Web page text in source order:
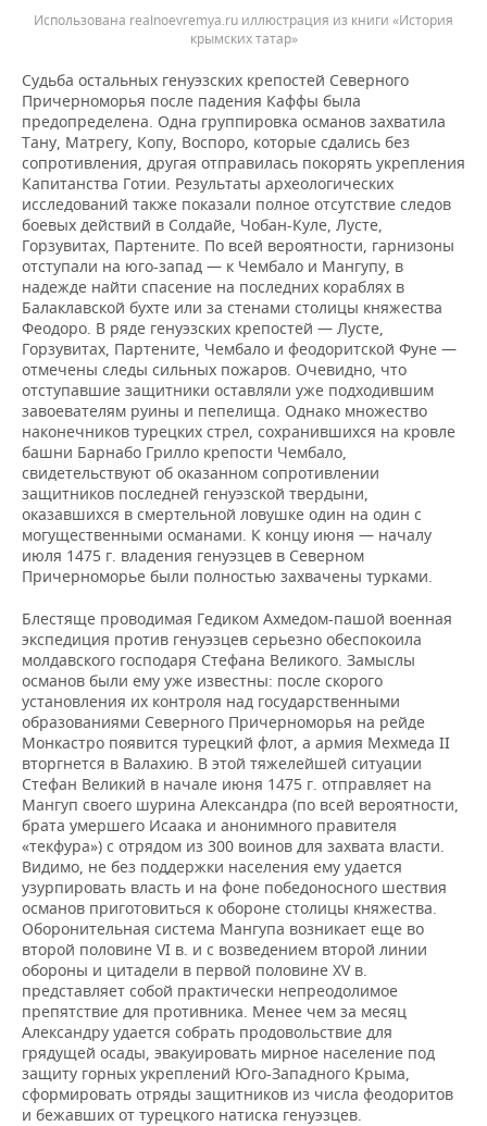
Использована realnoevremya.ru иллюстрация из книги «История
крымских татар»
Судьба остальных генуэзских крепостей Северного
Причерноморья после падения Каффы была
предопределена. Одна группировка османов захватила
Тану, Матрегу, Копу, Воспоро, которые сдались без
сопротивления, другая отправилась покорять укрепления
Капитанства Готии. Результаты археологических
исследований также показали полное отсутствие следов
боевых действий в Солдайе, Чобан-Куле, Лусте,
Горзувитах, Партените. По всей вероятности, гарнизоны
отступали на юго-запад — к Чембало и Мангупу, в
надежде найти спасение на последних кораблях в
Балаклавской бухте или за стенами столицы княжества
Феодоро. В ряде генуэзских крепостей — Лусте,
Горзувитах, Партените, Чембало и феодоритской Фуне —
отмечены следы сильных пожаров. Очевидно, что
отступавшие защитники оставляли уже подходившим
завоевателям руины и пепелища. Однако множество
наконечников турецких стрел, сохранившихся на кровле
башни Барнабо Грилло крепости Чембало,
свидетельствуют об оказанном сопротивлении
защитников последней генуэзской твердыни,
оказавшихся в смертельной ловушке один на один с
могущественными османами. К концу июня — началу
июля 1475 г. владения генуэзцев в Северном
Причерноморье были полностью захвачены турками.
Блестяще проводимая Гедиком Ахмедом-пашой военная
экспедиция против генуэзцев серьезно обеспокоила
молдавского господаря Стефана Великого. Замыслы
османов были ему уже известны: после скорого
установления их контроля над государственными
образованиями Северного Причерноморья на рейде
Монкастро появится турецкий флот, а армия Мехмеда II
вторгнется в Валахию. В этой тяжелейшей ситуации
Стефан Великий в начале июня 1475 г. отправляет на
Мангуп своего шурина Александра (по всей вероятности,
брата умершего Исаака и анонимного правителя
«текфура») с отрядом из 300 воинов для захвата власти.
Видимо, не без поддержки населения ему удается
узурпировать власть и на фоне победоносного шествия
османов приготовиться к обороне столицы княжества.
Оборонительная система Мангупа возникает еще во
второй половине VI в. и с возведением второй линии
обороны и цитадели в первой половине XV в.
представляет собой практически непреодолимое
препятствие для противника. Менее чем за месяц
Александру удается собрать продовольствие для
грядущей осады, эвакуировать мирное население под
защиту горных укреплений Юго-Западного Крыма,
сформировать отряды защитников из числа феодоритов
и бежавших от турецкого натиска генуэзцев.